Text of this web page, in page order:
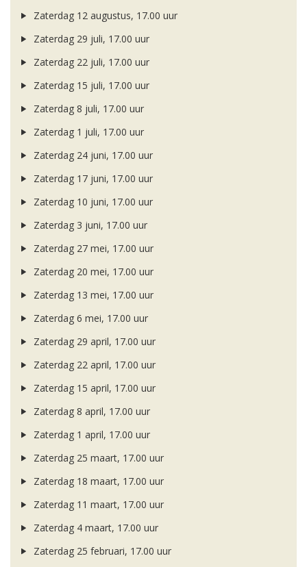
Zaterdag 12 augustus, 17.00 uur
Zaterdag 29 juli, 17.00 uur
Zaterdag 22 juli, 17.00 uur
Zaterdag 15 juli, 17.00 uur
Zaterdag 8 juli, 17.00 uur
Zaterdag 1 juli, 17.00 uur
Zaterdag 24 juni, 17.00 uur
Zaterdag 17 juni, 17.00 uur
Zaterdag 10 juni, 17.00 uur
Zaterdag 3 juni, 17.00 uur
Zaterdag 27 mei, 17.00 uur
Zaterdag 20 mei, 17.00 uur
Zaterdag 13 mei, 17.00 uur
Zaterdag 6 mei, 17.00 uur
Zaterdag 29 april, 17.00 uur
Zaterdag 22 april, 17.00 uur
Zaterdag 15 april, 17.00 uur
Zaterdag 8 april, 17.00 uur
Zaterdag 1 april, 17.00 uur
Zaterdag 25 maart, 17.00 uur
Zaterdag 18 maart, 17.00 uur
Zaterdag 11 maart, 17.00 uur
Zaterdag 4 maart, 17.00 uur
Zaterdag 25 februari, 17.00 uur